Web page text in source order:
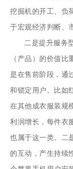
挖掘机的开工、负
于宏观经济判断、
二是提升服务
（产品）的价值
是在售前阶段，通
和锁定用户。比如
在其他成衣服装规
利润增长，每件衣
也属于这一类。二
的互动，产生持续